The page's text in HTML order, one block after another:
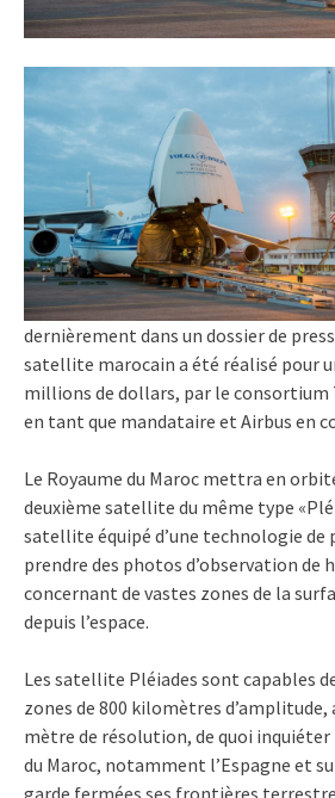
dernièrement dans un dossier de
satellite marocain a été réalisé pour
millions de dollars, par le consortium
en tant que mandataire et Airbus en
Le Royaume du Maroc mettra en
deuxième satellite du même type
satellite équipé d’une technologie de
prendre des photos d’observation de
concernant de vastes zones de la
depuis l’espace.
Les satellite Pléiades sont capables
zones de 800 kilomètres d’amplitude,
mètre de résolution, de quoi
du Maroc, notamment l’Espagne et
garde fermées ses frontières